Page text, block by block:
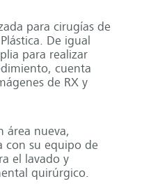
para cirugías de
De igual
para realizar
cuenta
de RX y
área nueva,
con su equipo de
el lavado y
quirúrgico.